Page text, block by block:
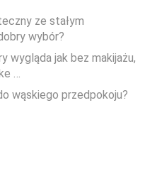
ze stałym
wybór?
wygląda jak bez makijażu,
…
wąskiego przedpokoju?